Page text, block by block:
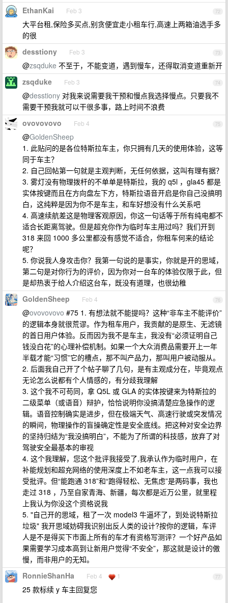
72
EthanKai Feb 3
大平台租,保险多买点,别贪便宜走小租车行,高速上两箱油选手多
的很
73
desstiony Feb 3
@zsqduke 不至于，不能变道，遇到慢车，还得取消变道重新开
74
zsqduke Feb 3
@desstiony 对我来说需要我干预和慢点我选择慢点。只要我不
需要干预我就可以干很多事，路上时间不浪费
75
ovovovovo Feb 4
@GoldenSheep
1. 此贴问的是各位特斯拉车主，你只拥有几天的使用体验，这等
同于车主？
2. 自己回帖第一句就是主观判断，无任何依据，这叫有理有据？
3. 雾灯没有物理拨杆的不单单是特斯拉，我的 q5l ，gla45 都是
实体按键而且在方向盘左下方，特斯拉语音开启是你自己没搞明
白，这纯粹是因为你不是车主，和车好想没有什么关系吧
4. 高速续航差这是物理客观原因，你这一句话等于所有纯电都不
适合长距离驾驶。但是超充你作为临时车主用过吗？我们开到
318 来回 1000 多公里都没有感觉不适合，你租车何来的结论
呢？
5. 你说我人身攻击你？我第一句说的是事实，你就是开的思域，
第二句是对你行为的评价，因为你对一台车的体验仅限于此，但
是却热衷于给人介绍这台车，既没有道理，也很幼稚
76
GoldenSheep Feb 4
@ovovovovo #75 1. 有想法就不能提吗？这种“非车主不能评价”
的逻辑本身就很荒谬。作为租车用户，我贡献的是原生、无滤镜
的首日用户体验。反而因为我不是车主，我没有“必须证明自己
钱没白花”的心理补偿机制。如果一个大众消费品需要开上一年
半载才能“习惯”它的槽点，那不叫产品力，那叫用户被动服从。
2. 后面我自己开了个帖子聊了几句，是有主观成分在，毕竟观点
无论怎么说都有个人情感的，有分歧我理解
3. 这个我不可苟同，拿 Q5L 或 GLA 的实体按键来为特斯拉的
二级菜单（或语音）辩护，恰恰说明你没搞清楚应急操作的逻
辑。语音控制确实是进步，但在极端天气、高速行驶或突发情况
的瞬间，物理操作的盲操确定性是安全底线。把这种对安全边界
的坚持归结为“我没搞明白”，不能为了所谓的科技感，放弃了对
驾驶安全最基本的审视
4. 这个我理解，您这个批评我接受了,我承认作为临时用户，在
补能规划和超充网络的使用深度上不如老车主，这一点我可以接
受批评。但“能跑通 318”和“跑得轻松、无焦虑”是两码事，我也
走过 318 ，乃至自家青海、新疆，每次都是近万公里，就里程
上我认为你没这个资格说我
5. "自己开的思域，租了一次 model3 牛逼坏了，到处说特斯拉
垃圾" 我开思域妨碍我识别出反人类的设计?按你的逻辑，车评
人是不是得买下市面上所有的车才有资格写测评？一个好产品如
果需要学习成本高到让新用户觉得“不安全”，那这就是设计的傲
慢，而非用户的无知。
77
RonnieShanHa Feb 4 1
25 款标续 y 车主回复您